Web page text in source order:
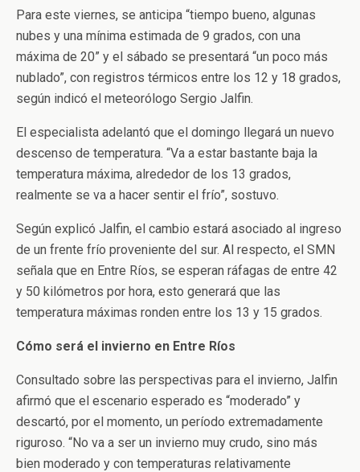
Para este viernes, se anticipa “tiempo bueno, algunas
nubes y una mínima estimada de 9 grados, con una
máxima de 20” y el sábado se presentará “un poco más
nublado”, con registros térmicos entre los 12 y 18 grados,
según indicó el meteorólogo Sergio Jalfin.
El especialista adelantó que el domingo llegará un nuevo
descenso de temperatura. “Va a estar bastante baja la
temperatura máxima, alrededor de los 13 grados,
realmente se va a hacer sentir el frío”, sostuvo.
Según explicó Jalfin, el cambio estará asociado al ingreso
de un frente frío proveniente del sur. Al respecto, el SMN
señala que en Entre Ríos, se esperan ráfagas de entre 42
y 50 kilómetros por hora, esto generará que las
temperatura máximas ronden entre los 13 y 15 grados.
Cómo será el invierno en Entre Ríos
Consultado sobre las perspectivas para el invierno, Jalfin
afirmó que el escenario esperado es “moderado” y
descartó, por el momento, un período extremadamente
riguroso. “No va a ser un invierno muy crudo, sino más
bien moderado y con temperaturas relativamente